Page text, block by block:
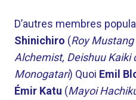
D’autres membres
Shinichiro (Roy
Alchemist, Deishuu Kaiki
Monogatari) Quoi Emil
Émir Katu (Mayoi